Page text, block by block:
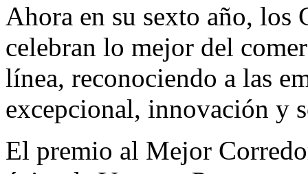
Ahora en su sexto año, los
celebran lo mejor del
línea, reconociendo a las
excepcional, innovación y
El premio al Mejor